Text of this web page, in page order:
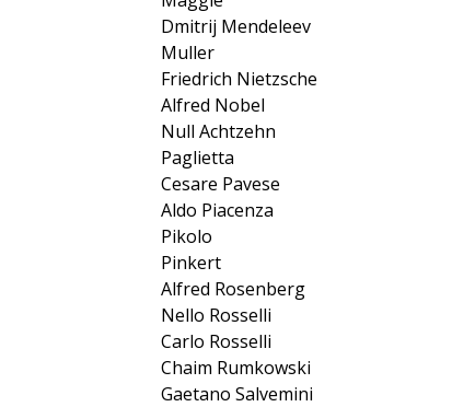
Dmitrij Mendeleev
Muller
Friedrich Nietzsche
Alfred Nobel
Null Achtzehn
Paglietta
Cesare Pavese
Aldo Piacenza
Pikolo
Pinkert
Alfred Rosenberg
Nello Rosselli
Carlo Rosselli
Chaim Rumkowski
Gaetano Salvemini